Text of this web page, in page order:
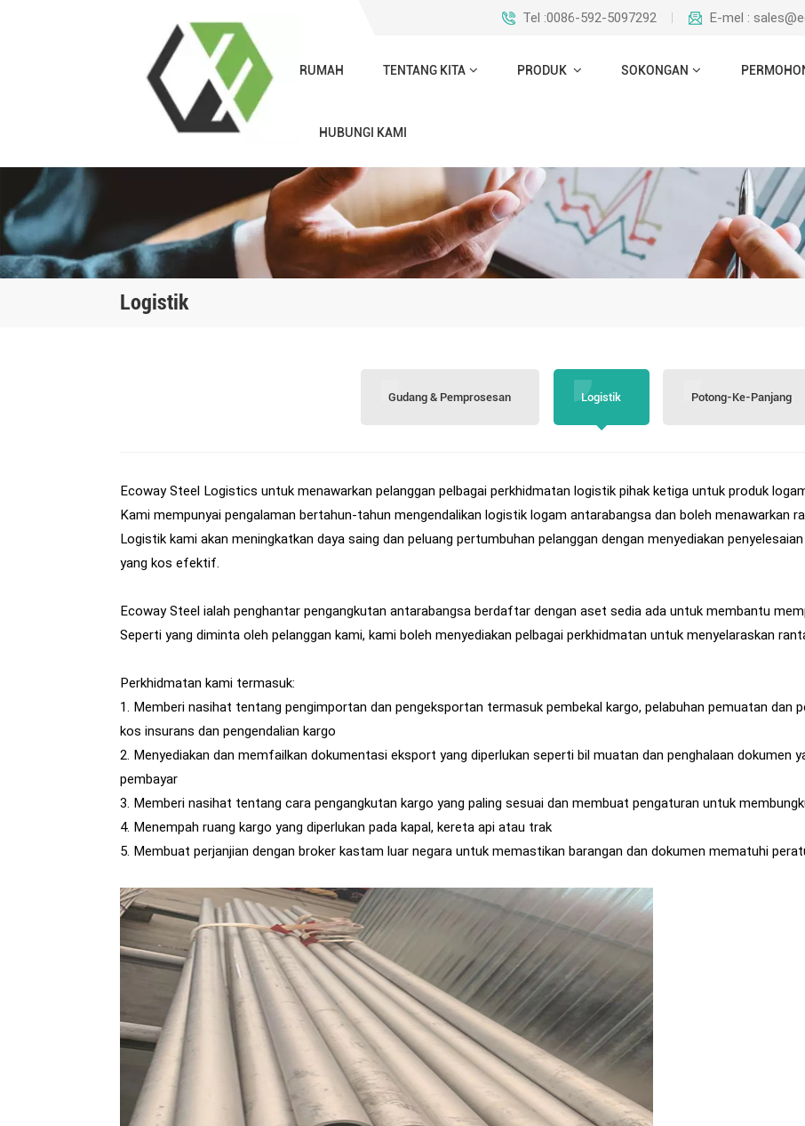
Tel :0086-592-5097292 E-mel :
RUMAH TENTANG KITA PRODUK SOKONGAN
HUBUNGI KAMI
Logistik
Gudang & Pemprosesan Logistik Potong-Ke-Panjang
Ecoway Steel Logistics untuk menawarkan pelanggan pelbagai perkhidmatan logistik pihak ketiga untuk produk
Kami mempunyai pengalaman bertahun-tahun mengendalikan logistik logam antarabangsa dan boleh menawarkan
Logistik kami akan meningkatkan daya saing dan peluang pertumbuhan pelanggan dengan menyediakan
yang kos efektif.
Ecoway Steel ialah penghantar pengangkutan antarabangsa berdaftar dengan aset sedia ada untuk membantu
Seperti yang diminta oleh pelanggan kami, kami boleh menyediakan pelbagai perkhidmatan untuk menyelaraskan
Perkhidmatan kami termasuk:
1. Memberi nasihat tentang pengimportan dan pengeksportan termasuk pembekal kargo, pelabuhan pemuatan dan
kos insurans dan pengendalian kargo
2. Menyediakan dan memfailkan dokumentasi eksport yang diperlukan seperti bil muatan dan penghalaan dokumen
pembayar
3. Memberi nasihat tentang cara pengangkutan kargo yang paling sesuai dan membuat pengaturan untuk
4. Menempah ruang kargo yang diperlukan pada kapal, kereta api atau trak
5. Membuat perjanjian dengan broker kastam luar negara untuk memastikan barangan dan dokumen mematuhi